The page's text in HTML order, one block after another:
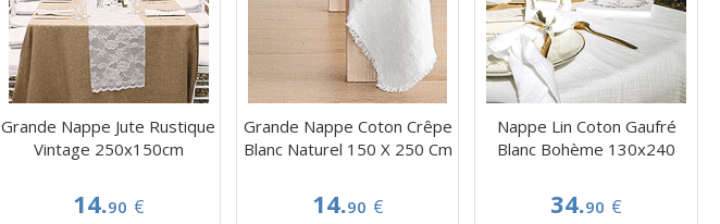
Grande Nappe Jute Rustique
Vintage 250x150cm
14.90 €
Grande Nappe Coton Crêpe
Blanc Naturel 150 X 250 Cm
14.90 €
Nappe Lin Coton Gaufré
Blanc Bohème 130x240
34.90 €